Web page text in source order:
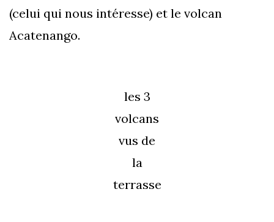
(celui qui nous intéresse) et le volcan
Acatenango.
les 3
volcans
vus de
la
terrasse